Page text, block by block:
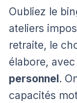
Oubliez le
ateliers
retraite, le
élabore, avec
personnel.
capacités